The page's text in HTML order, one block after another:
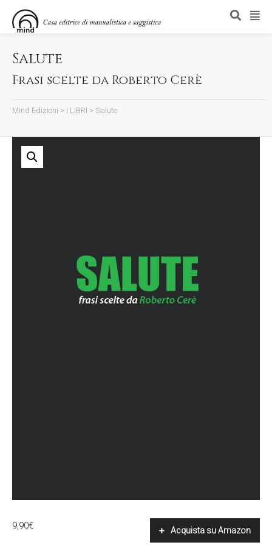
Salute
Frasi scelte da Roberto Cerè
Mind Edizioni > I LIBRI > Salute
9,90€ Acquista su Amazon